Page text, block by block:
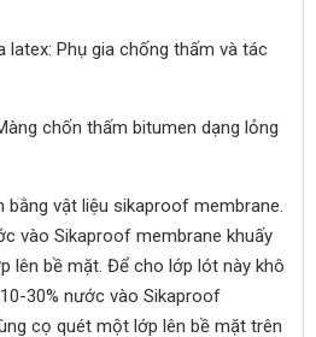
latex: Phụ gia chống thấm và tác
chốn thấm bitumen dạng lỏng
vật liệu sikaproof membrane.
vào Sikaproof membrane khuấy
lên bề mặt. Để cho lớp lót này khô
30% nước vào Sikaproof
cọ quét một lớp lên bề mặt trên